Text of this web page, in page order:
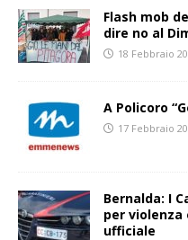
Flash mob
dire no al
18 Febbraio
A Policoro
17 Febbraio
Bernalda: I
per violenza
ufficiale